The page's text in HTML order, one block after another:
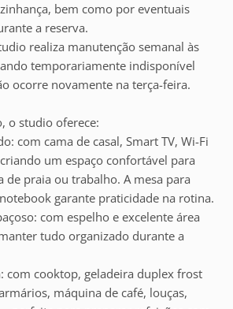
bem como por eventuais
a reserva.
realiza manutenção semanal às
temporariamente indisponível
ocorre novamente na terça-feira.
o studio oferece:
com cama de casal, Smart TV, Wi-Fi
um espaço confortável para
de praia ou trabalho. A mesa para
garante praticidade na rotina.
com espelho e excelente área
tudo organizado durante a
com cooktop, geladeira duplex frost
máquina de café, louças,